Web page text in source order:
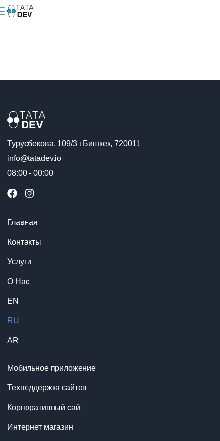
Турусбекова, 109/3 г.Бишкек, 720011
info@tatadev.io
08:00 - 00:00
Главная
Контакты
Услуги
О Нас
EN
RU
AR
Мобильное приложение
Техподдержка сайтов
Корпоративный сайт
Интернет магазин